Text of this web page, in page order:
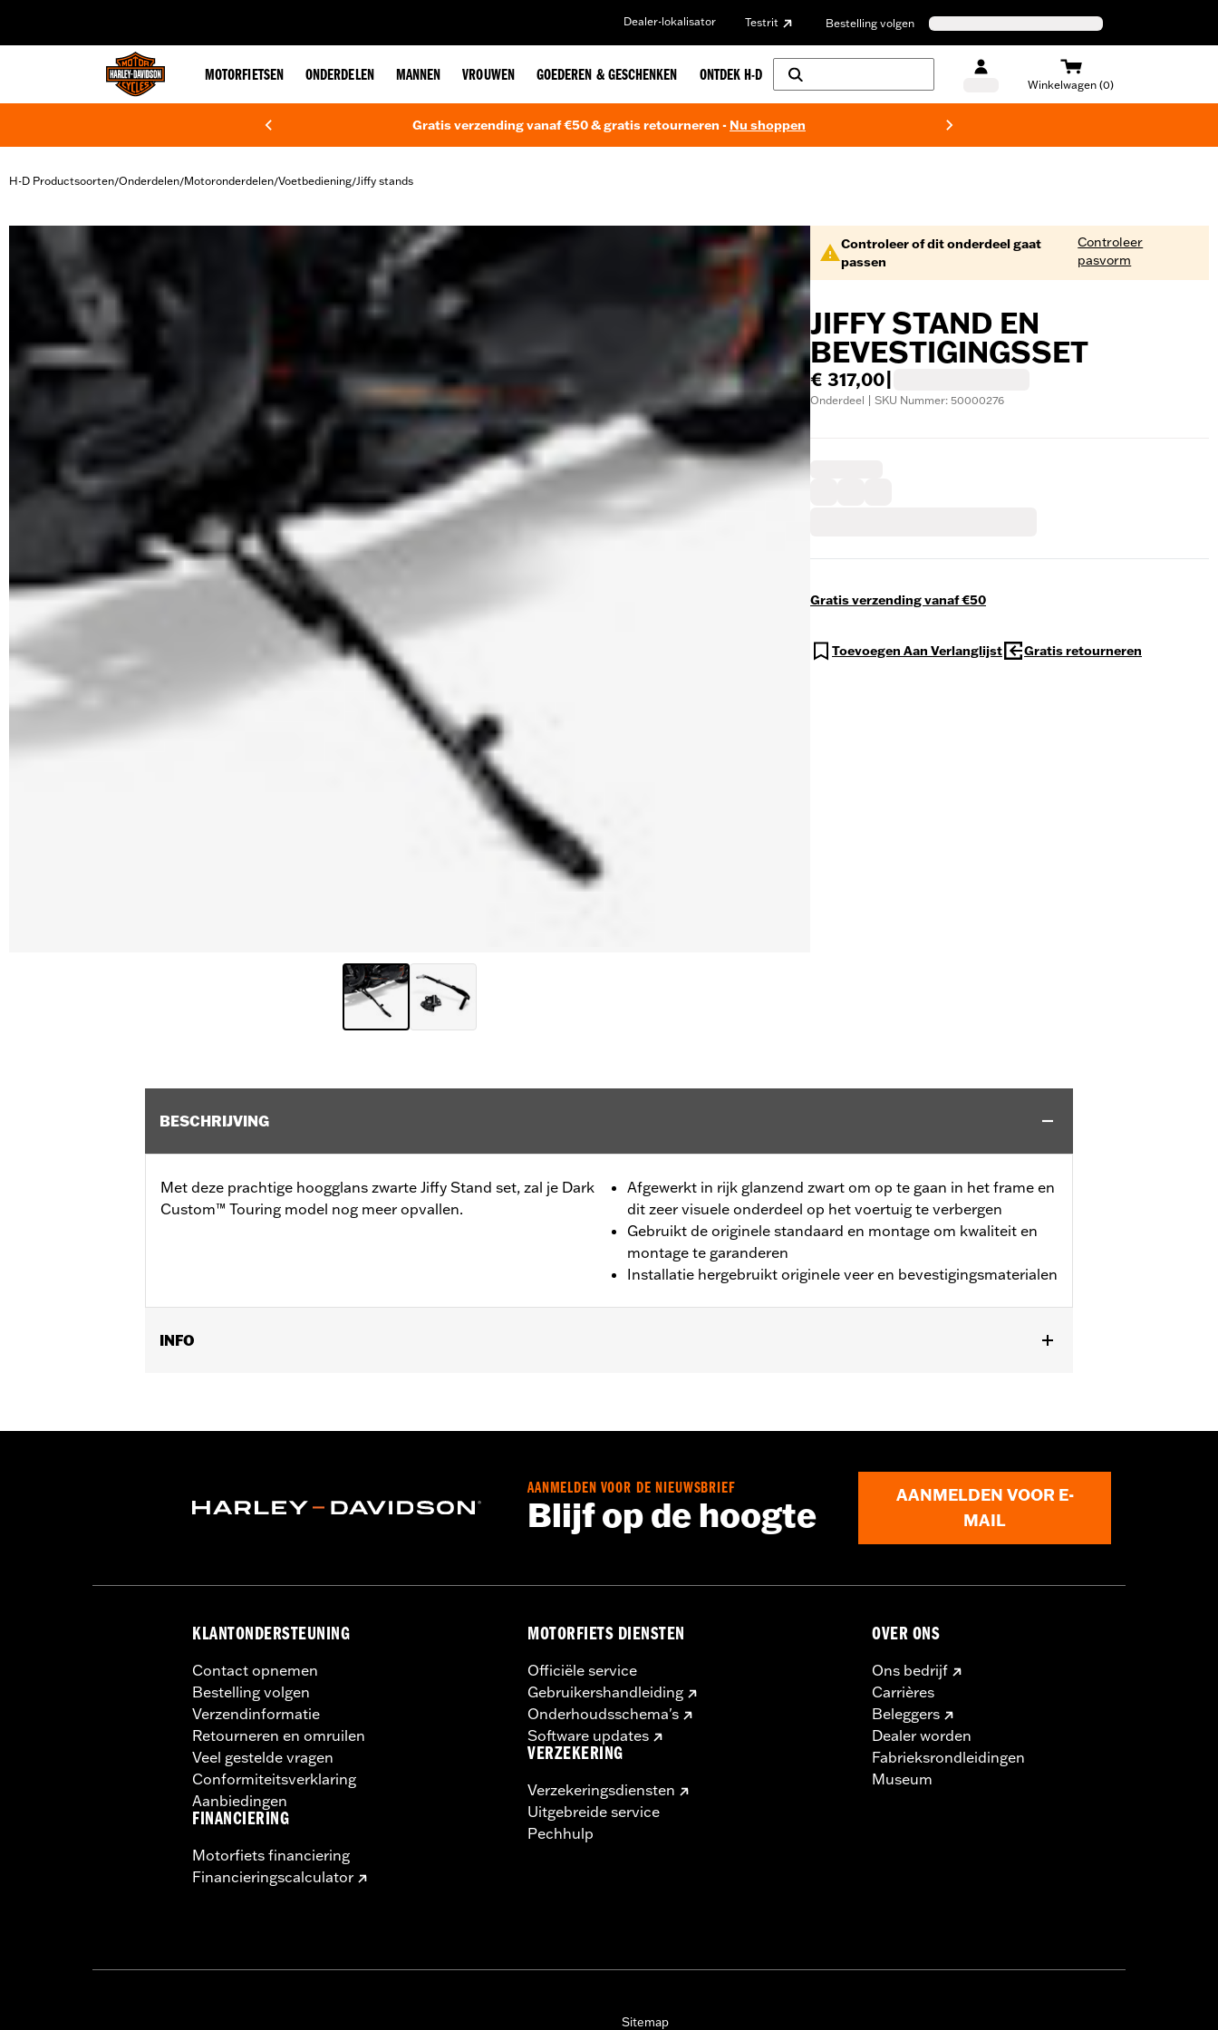
Dealer-lokalisator Testrit Bestelling volgen
MOTORFIETSEN ONDERDELEN MANNEN VROUWEN GOEDEREN & GESCHENKEN ONTDEK H-D
Winkelwagen (0)
Gratis verzending vanaf €50 & gratis retourneren - Nu shoppen
H-D Productsoorten/Onderdelen/Motoronderdelen/Voetbediening/Jiffy stands
Controleer of dit onderdeel gaat
passen
Controleer
pasvorm
JIFFY STAND EN
BEVESTIGINGSSET
€ 317,00
Onderdeel | SKU Nummer: 50000276
Gratis verzending vanaf €50
Toevoegen Aan Verlanglijst Gratis retourneren
BESCHRIJVING
Met deze prachtige hoogglans zwarte Jiffy Stand set, zal je Dark
Custom™ Touring model nog meer opvallen.
Afgewerkt in rijk glanzend zwart om op te gaan in het frame en
dit zeer visuele onderdeel op het voertuig te verbergen
Gebruikt de originele standaard en montage om kwaliteit en
montage te garanderen
Installatie hergebruikt originele veer en bevestigingsmaterialen
INFO
AANMELDEN VOOR DE NIEUWSBRIEF
Blijf op de hoogte
AANMELDEN VOOR E-
MAIL
KLANTONDERSTEUNING
Contact opnemen
Bestelling volgen
Verzendinformatie
Retourneren en omruilen
Veel gestelde vragen
Conformiteitsverklaring
Aanbiedingen
FINANCIERING
Motorfiets financiering
Financieringscalculator
MOTORFIETS DIENSTEN
Officiële service
Gebruikershandleiding
Onderhoudsschema's
Software updates
VERZEKERING
Verzekeringsdiensten
Uitgebreide service
Pechhulp
OVER ONS
Ons bedrijf
Carrières
Beleggers
Dealer worden
Fabrieksrondleidingen
Museum
Sitemap